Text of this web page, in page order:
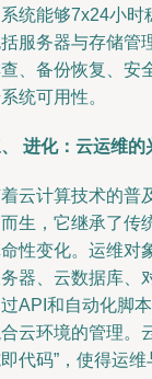
统能够7x24小时
服务器与存储管
、备份恢复、安
统可用性。
进化：云运维的
云计算技术的普
生，它继承了传
性变化。运维对
器、云数据库、
API和自动化脚
云环境的管理。
代码”，使得运维